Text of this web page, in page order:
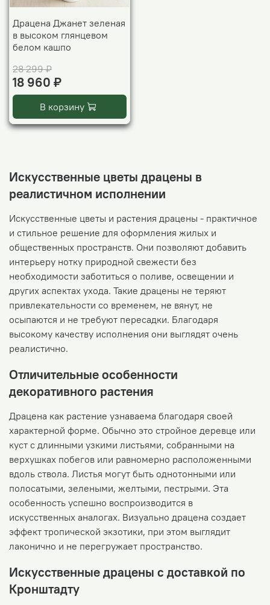
Драцена Джанет зеленая
в высоком глянцевом
белом кашпо
28 299 ₽
18 960 ₽
В корзину
Искусственные цветы драцены в
реалистичном исполнении
Искусственные цветы и растения драцены - практичное
и стильное решение для оформления жилых и
общественных пространств. Они позволяют добавить
интерьеру нотку природной свежести без
необходимости заботиться о поливе, освещении и
других аспектах ухода. Такие драцены не теряют
привлекательности со временем, не вянут, не
осыпаются и не требуют пересадки. Благодаря
высокому качеству исполнения они выглядят очень
реалистично.
Отличительные особенности
декоративного растения
Драцена как растение узнаваема благодаря своей
характерной форме. Обычно это стройное деревце или
куст с длинными узкими листьями, собранными на
верхушках побегов или равномерно расположенными
вдоль ствола. Листья могут быть однотонными или
полосатыми, зелеными, желтыми, пестрыми. Эта
особенность успешно воспроизводится в
искусственных аналогах. Визуально драцена создает
эффект тропической экзотики, при этом выглядит
лаконично и не перегружает пространство.
Искусственные драцены с доставкой по
Кронштадту